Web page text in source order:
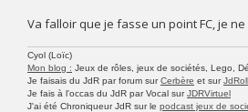
Va falloir que je fasse un point FC, je
Cyol (Loïc)
Mon blog : Jeux de rôles, jeux de sociétés, Lego,
Je faisais du JdR par forum surCerbère et surJdRoll
Je fais à l'occas du JdR par Vocal surJDRVirtuel
J'ai été Chroniqueur JdR sur le podcast jeux de